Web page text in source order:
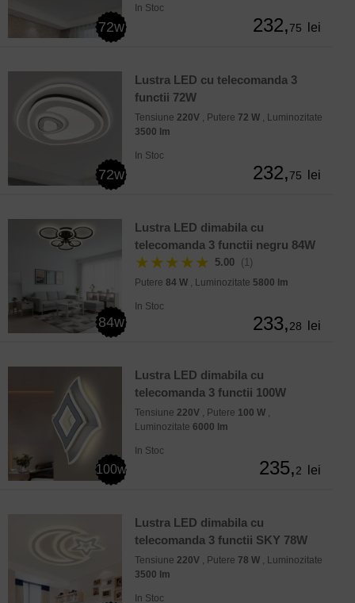
72w
In Stoc
232,75 lei
72w
Lustra LED cu telecomanda 3
functii 72W
Tensiune 220V , Putere 72 W , Luminozitate
3500 lm
In Stoc
232,75 lei
84w
Lustra LED dimabila cu
telecomanda 3 functii negru 84W
★★★★★ 5.00 (1)
Putere 84 W , Luminozitate 5800 lm
In Stoc
233,28 lei
100w
Lustra LED dimabila cu
telecomanda 3 functii 100W
Tensiune 220V , Putere 100 W ,
Luminozitate 6000 lm
In Stoc
235,2 lei
Lustra LED dimabila cu
telecomanda 3 functii SKY 78W
Tensiune 220V , Putere 78 W , Luminozitate
3500 lm
In Stoc